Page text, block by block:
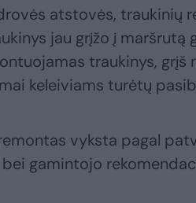
atstovės, traukinių
jau grįžo į maršrutą
traukinys, grįš
keleiviams turėtų
vyksta pagal
gamintojo